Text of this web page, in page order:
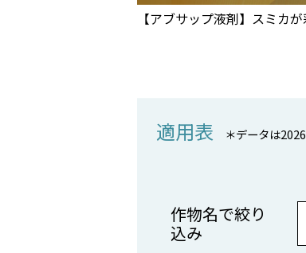
【アブサップ液剤】スミカ
適用表 ＊データは
作物名で絞り
込み